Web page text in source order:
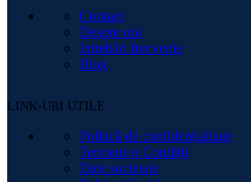
Contact
Despre noi
Intrebări frecvente
Blog
LINK-URI UTILE
Politică de confidențialitate
Termeni și Condiții
Date societate